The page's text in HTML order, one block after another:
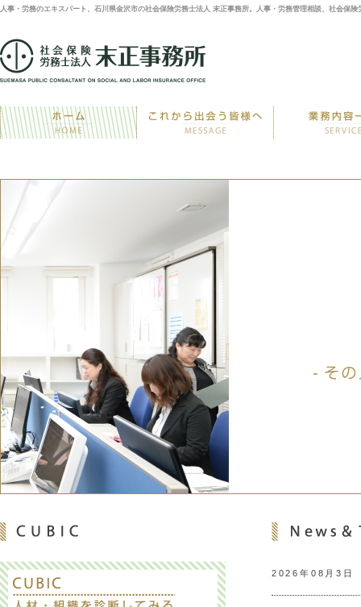
人事・労務のエキスパート、石川県金沢市の社会保険労務士法人 末正事務所。人事・労務管理相談、社会保
2026年08月3日